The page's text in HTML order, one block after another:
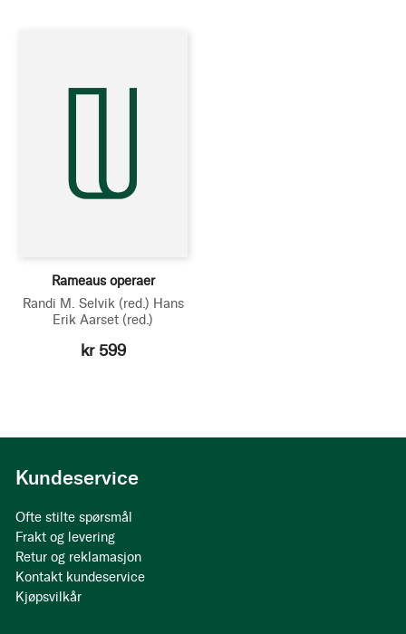
Rameaus operaer
Randi M. Selvik (red.) Hans
Erik Aarset (red.)
kr 599
Kundeservice
Ofte stilte spørsmål
Frakt og levering
Retur og reklamasjon
Kontakt kundeservice
Kjøpsvilkår